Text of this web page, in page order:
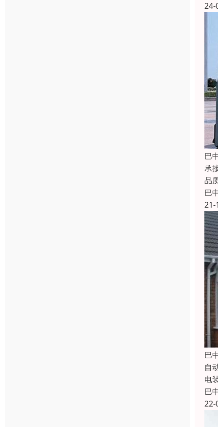
24-
巴
承
品
巴
21-
巴
自
电
巴
22-